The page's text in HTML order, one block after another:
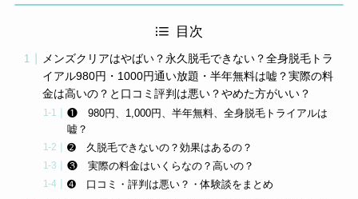
目次
メンズクリアはやばい？永久脱毛できない？全身脱毛トラ
イアル980円・1000円通い放題・半年無料は嘘？実際の料
金は高いの？と口コミ評判は悪い？やめた方がいい？
❶ 980円、1,000円、半年無料、全身脱毛トライアルは
嘘？
➋ 久脱毛できないの？効果はあるの？
❸ 実際の料金はいくらなの？高いの？
➍ 口コミ・評判は悪い？・体験談をまとめ